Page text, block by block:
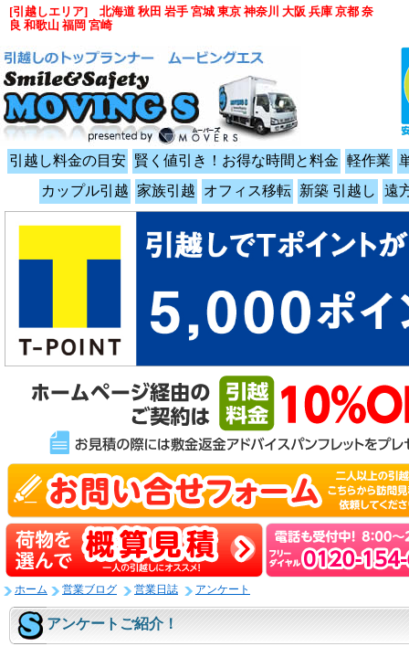
引越し料金の目安 賢く値引き！お得な時間と料金 軽作業
カップル引越 家族引越 オフィス移転 新築 引越し 遠
ホーム 営業ブログ 営業日誌 アンケート
アンケートご紹介！
[引越しエリア] 北海道 秋田 岩手 宮城 東京 神奈川 大阪 兵庫 京都 奈
良 和歌山 福岡 宮崎